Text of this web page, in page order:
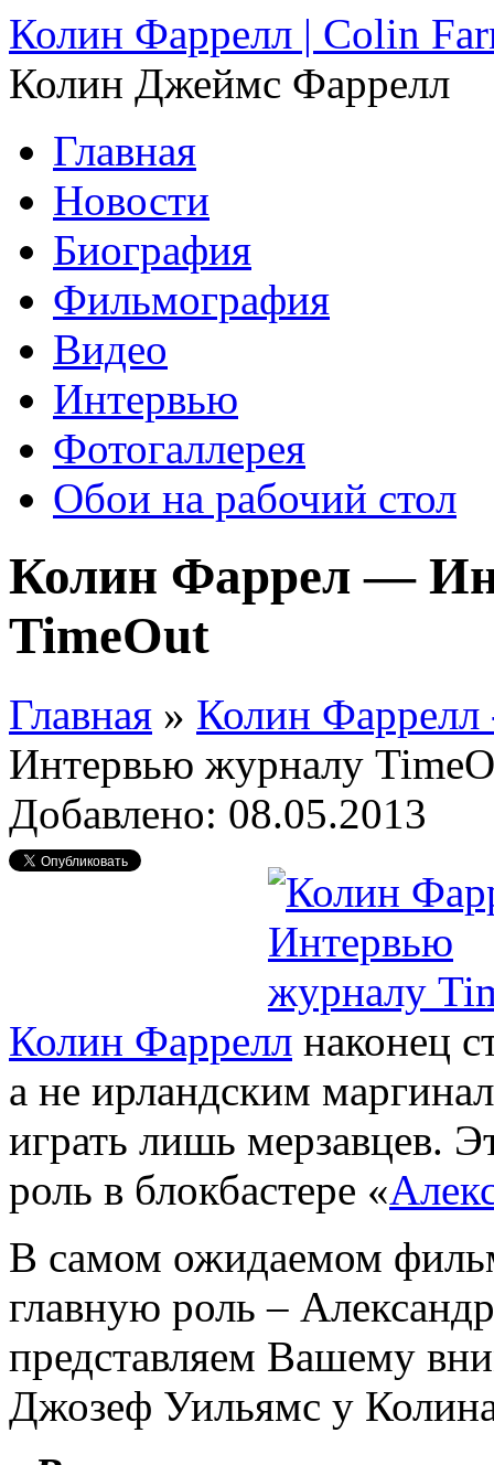
Колин Фаррелл | Colin
Колин Джеймс Фаррелл
Главная
Новости
Биография
Фильмография
Видео
Интервью
Фотогаллерея
Обои на рабочий стол
Колин Фаррел —
TimeOut
Главная » Колин
Интервью журналу
Добавлено: 08.05.2013
Колин Фаррелл наконец
а не ирландским
играть лишь мерзавцев.
роль в блокбастере «
В самом ожидаемом
главную роль –
представляем Вашему
Джозеф Уильямс у